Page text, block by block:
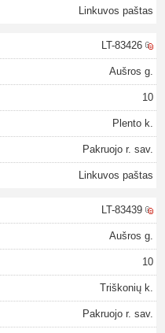
Linkuvos paštas
LT-83426
Aušros g.
10
Plento k.
Pakruojo r. sav.
Linkuvos paštas
LT-83439
Aušros g.
10
Triškonių k.
Pakruojo r. sav.